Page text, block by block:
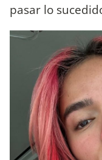
pasar lo